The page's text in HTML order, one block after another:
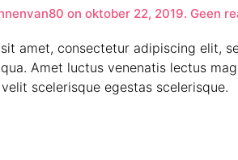
on oktober 22, 2019. Geen
amet, consectetur adipiscing elit,
Amet luctus venenatis lectus
scelerisque egestas scelerisque.